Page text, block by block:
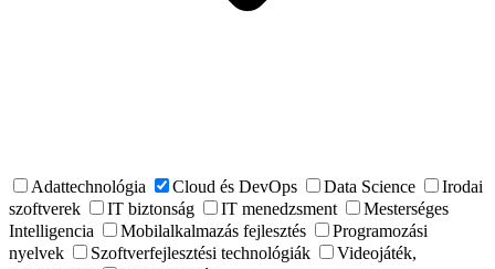
Adattechnológia Cloud és DevOps Data Science
Irodai
szoftverek
IT biztonság IT menedzsment
Mesterséges
Intelligencia
Mobilalkalmazás fejlesztés
Programozási
nyelvek
Szoftverfejlesztési technológiák
Videojáték,